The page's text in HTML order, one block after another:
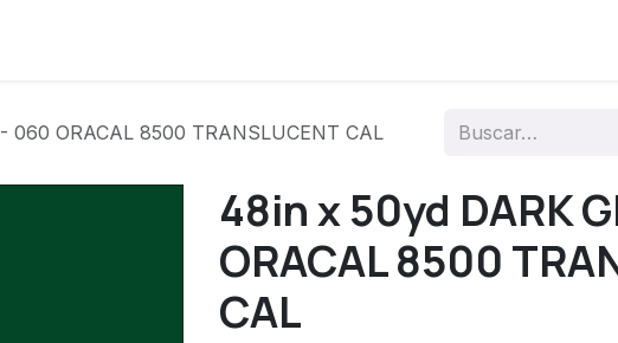
060 ORACAL 8500 TRANSLUCENT CAL
48in x 50yd DARK
ORACAL 8500
CAL